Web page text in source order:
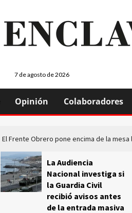
7 de agosto de 2026
Opinión Colaboradores
El Frente Obrero pone encima de la
La Audiencia
Nacional investiga si
la Guardia Civil
recibió avisos antes
de la entrada masiva